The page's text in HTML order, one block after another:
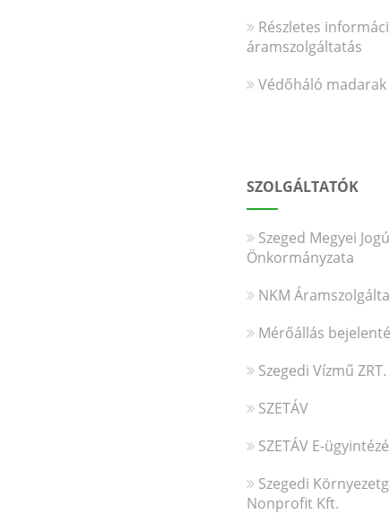
Részletes
áramszolgáltatás
Védőháló madarak
SZOLGÁLTATÓK
Szeged Megyei
Önkormányzata
NKM
Mérőállás
Szegedi Vízmű ZRT.
SZETÁV
SZETÁV E-
Szegedi
Nonprofit Kft.